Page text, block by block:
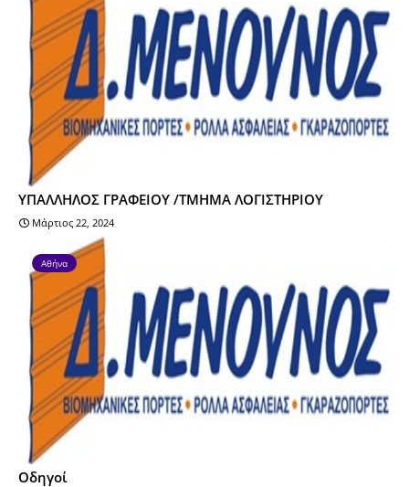
ΥΠΑΛΛΗΛΟΣ ΓΡΑΦΕΙΟΥ /ΤΜΗΜΑ ΛΟΓΙΣΤΗΡΙΟΥ
Μάρτιος 22, 2024
Αθήνα
Οδηγοί